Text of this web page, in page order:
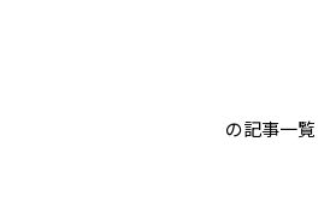
の記事一覧